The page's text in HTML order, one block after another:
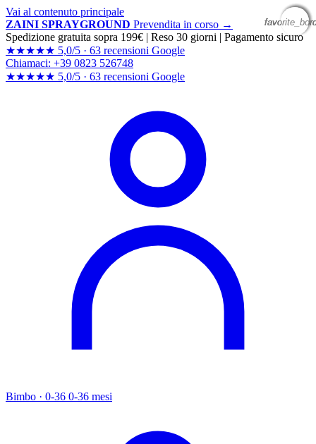
Vai al contenuto principale
ZAINI SPRAYGROUND Prevendita in corso →
Spedizione gratuita sopra 199€ | Reso 30 giorni | Pagamento sicuro
★★★★★ 5,0/5 · 63 recensioni Google
Chiamaci: +39 0823 526748
★★★★★ 5,0/5 · 63 recensioni Google
Bimbo · 0-36 0-36 mesi